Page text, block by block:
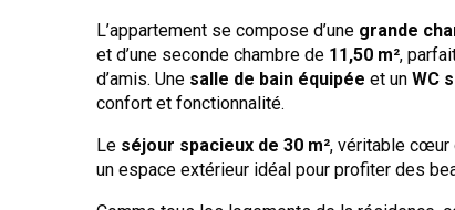
L’appartement se compose d’une grande
et d’une seconde chambre de 11,50 m²,
d’amis. Une salle de bain équipée et unWC
confort et fonctionnalité.
Le séjour spacieux de 30 m², véritable cœur
un espace extérieur idéal pour profiter des